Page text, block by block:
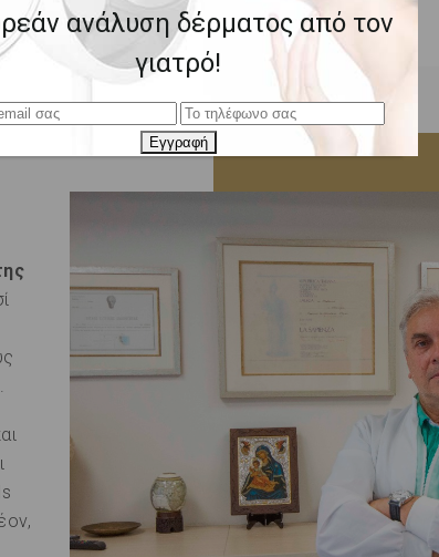
ανάλυση δέρματος από τον
γιατρό!